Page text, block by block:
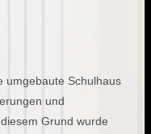
umgebaute Schulhaus
und
Grund wurde